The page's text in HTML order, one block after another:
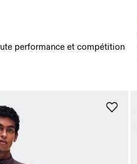
performance et compétition